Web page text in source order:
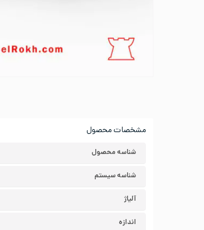
مشخصات محصول
شناسه محصول
شناسه سیستم
آلیاژ
اندازه